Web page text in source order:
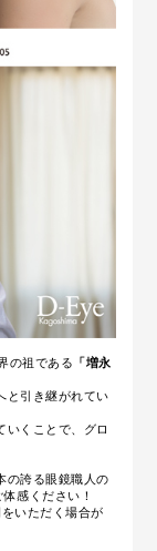
の祖である 「増永
と引き継がれてい
いくことで、グロ
の誇る眼鏡職人の
感ください！
いただく場合が